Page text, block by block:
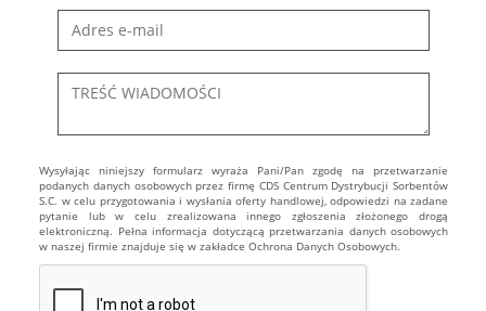
Wysyłając niniejszy formularz wyraża Pani/Pan zgodę na przetwarzanie
podanych danych osobowych przez firmę CDS Centrum Dystrybucji Sorbentów
S.C. w celu przygotowania i wysłania oferty handlowej, odpowiedzi na zadane
pytanie lub w celu zrealizowana innego zgłoszenia złożonego drogą
elektroniczną. Pełna informacja dotyczącą przetwarzania danych osobowych
w naszej firmie znajduje się w zakładce Ochrona Danych Osobowych.